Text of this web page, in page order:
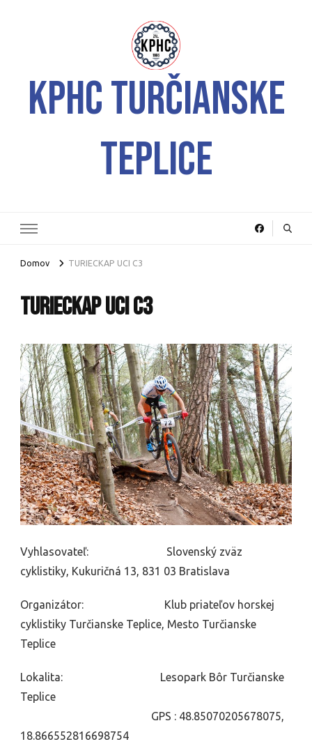
KPHC Turčianske
Teplice
Domov TURIECKAP UCI C3
TURIECKAP UCI C3
Vyhlasovateľ: Slovenský zväz
cyklistiky, Kukuričná 13, 831 03 Bratislava
Organizátor: Klub priateľov horskej
cyklistiky Turčianske Teplice, Mesto Turčianske
Teplice
Lokalita: Lesopark Bôr Turčianske
Teplice
GPS : 48.85070205678075,
18.866552816698754